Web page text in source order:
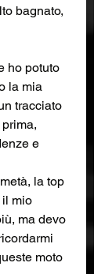
bagnato,
ho potuto
la mia
tracciato
e
la top
il mio
ma devo
moto